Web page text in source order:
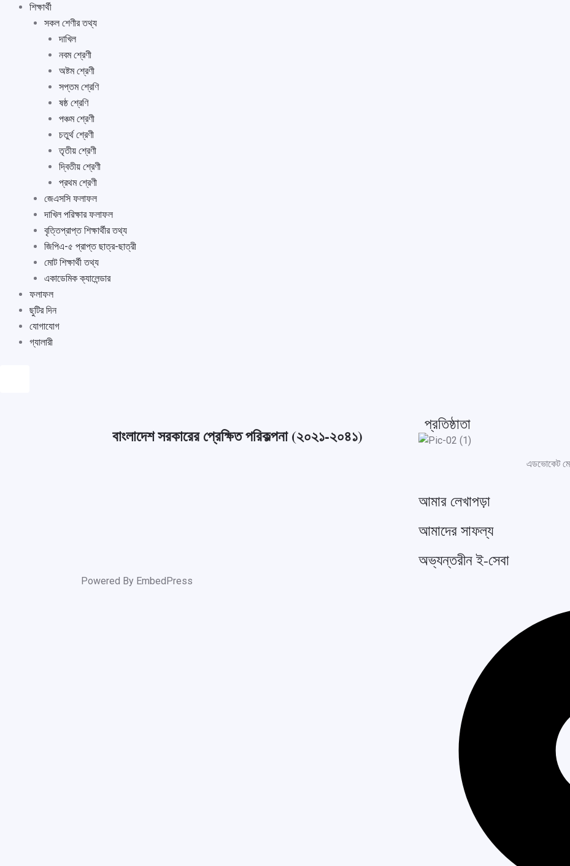
শিক্ষার্থী
সকল শেণীর তথ্য
দাখিল
নবম শ্রেণী
অষ্টম শ্রেণী
সপ্তম শ্রেণি
ষষ্ঠ শ্রেণি
পঞ্চম শ্রেণী
চতুর্থ শ্রেণী
তৃতীয় শ্রেণী
দ্বিতীয় শ্রেণী
প্রথম শ্রেণী
জেএসসি ফলাফল
দাখিল পরিক্ষার ফলাফল
বৃত্তিপ্রাপ্ত শিক্ষার্থীর তথ্য
জিপিএ-৫ প্রাপ্ত ছাত্র-ছাত্রী
মোট শিক্ষার্থী তথ্য
একাডেমিক ক্যালেন্ডার
ফলাফল
ছুটির দিন
যোগাযোগ
গ্যালারী
বাংলাদেশ সরকারের প্রেক্ষিত পরিকল্পনা (২০২১-২০৪১)
Powered By EmbedPress
প্রতিষ্ঠাতা
এডভোকেট
আমার লেখাপড়া
আমাদের সাফল্য
অভ্যন্তরীন ই-সেবা